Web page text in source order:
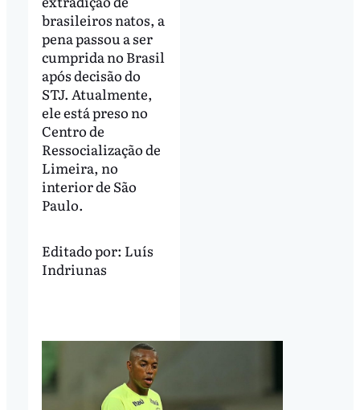
brasileiros natos, a
pena passou a ser
cumprida no Brasil
após decisão do
STJ. Atualmente,
ele está preso no
Centro de
Ressocialização de
Limeira, no
interior de São
Paulo.
Editado por: Luís
Indriunas